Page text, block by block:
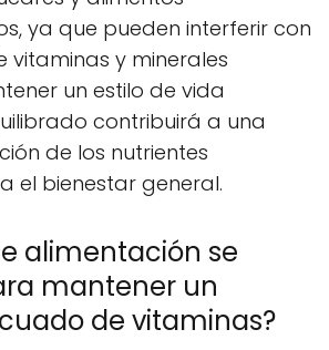
ya que pueden interferir con
vitaminas y minerales
un estilo de vida
contribuirá a una
de los nutrientes
el bienestar general.
alimentación se
mantener un
de vitaminas?